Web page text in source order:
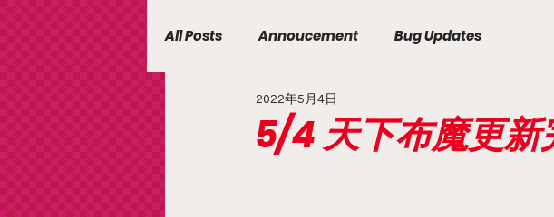
All Posts Annoucement Bug Updates
5/4 天下布魔更新
2022年5月4日